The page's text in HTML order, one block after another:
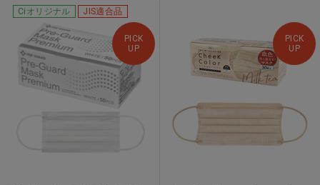
PICK
UP
Ciオリジナル JIS適合品
PICK
UP